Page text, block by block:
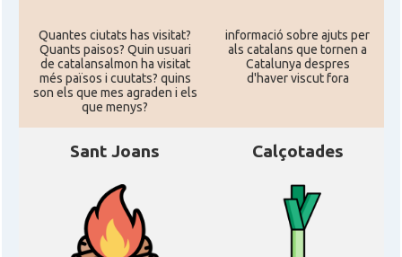
Quantes ciutats has visitat?
Quants paisos? Quin usuari
de catalansalmon ha visitat
més països i cuutats? quins
son els que mes agraden i els
que menys?
informació sobre ajuts per
als catalans que tornen a
Catalunya despres
d'haver viscut fora
Sant Joans Calçotades